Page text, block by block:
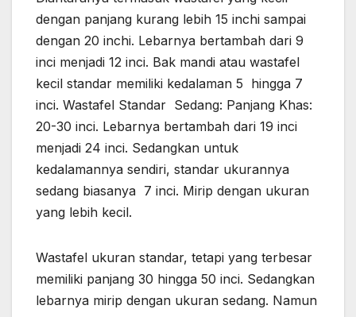
dengan panjang kurang lebih 15 inchi sampai
dengan 20 inchi. Lebarnya bertambah dari 9
inci menjadi 12 inci. Bak mandi atau wastafel
kecil standar memiliki kedalaman 5 hingga 7
inci. Wastafel Standar Sedang: Panjang Khas:
20-30 inci. Lebarnya bertambah dari 19 inci
menjadi 24 inci. Sedangkan untuk
kedalamannya sendiri, standar ukurannya
sedang biasanya 7 inci. Mirip dengan ukuran
yang lebih kecil.
Wastafel ukuran standar, tetapi yang terbesar
memiliki panjang 30 hingga 50 inci. Sedangkan
lebarnya mirip dengan ukuran sedang. Namun